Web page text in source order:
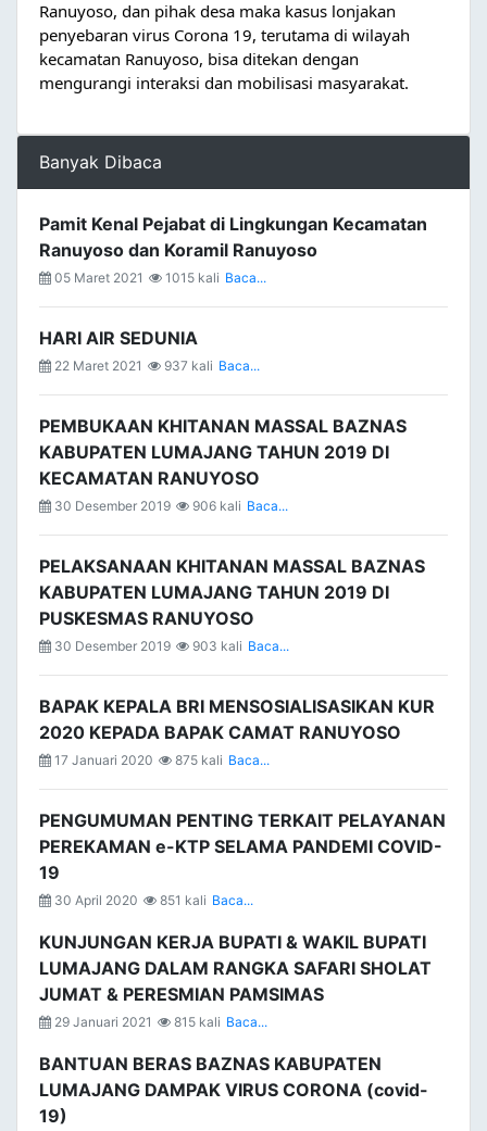
Ranuyoso, dan pihak desa maka kasus lonjakan
penyebaran virus Corona 19, terutama di wilayah
kecamatan Ranuyoso, bisa ditekan dengan
mengurangi interaksi dan mobilisasi masyarakat.
Banyak Dibaca
Pamit Kenal Pejabat di Lingkungan Kecamatan
Ranuyoso dan Koramil Ranuyoso
05 Maret 2021 1015 kali Baca...
HARI AIR SEDUNIA
22 Maret 2021 937 kali Baca...
PEMBUKAAN KHITANAN MASSAL BAZNAS
KABUPATEN LUMAJANG TAHUN 2019 DI
KECAMATAN RANUYOSO
30 Desember 2019 906 kali Baca...
PELAKSANAAN KHITANAN MASSAL BAZNAS
KABUPATEN LUMAJANG TAHUN 2019 DI
PUSKESMAS RANUYOSO
30 Desember 2019 903 kali Baca...
BAPAK KEPALA BRI MENSOSIALISASIKAN KUR
2020 KEPADA BAPAK CAMAT RANUYOSO
17 Januari 2020 875 kali Baca...
PENGUMUMAN PENTING TERKAIT PELAYANAN
PEREKAMAN e-KTP SELAMA PANDEMI COVID-
19
30 April 2020 851 kali Baca...
KUNJUNGAN KERJA BUPATI & WAKIL BUPATI
LUMAJANG DALAM RANGKA SAFARI SHOLAT
JUMAT & PERESMIAN PAMSIMAS
29 Januari 2021 815 kali Baca...
BANTUAN BERAS BAZNAS KABUPATEN
LUMAJANG DAMPAK VIRUS CORONA (covid-
19)